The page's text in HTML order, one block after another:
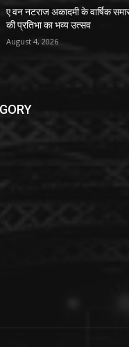
ए वन नटराज अकादमी के वार्षिक
की प्रतिभा का भव्य उत्सव
August 4, 2026